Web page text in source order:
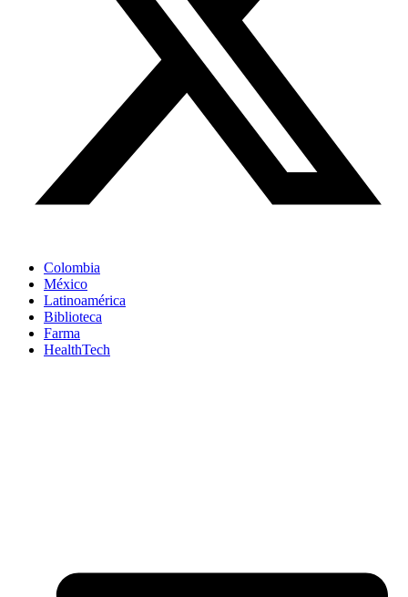
Colombia
México
Latinoamérica
Biblioteca
Farma
HealthTech